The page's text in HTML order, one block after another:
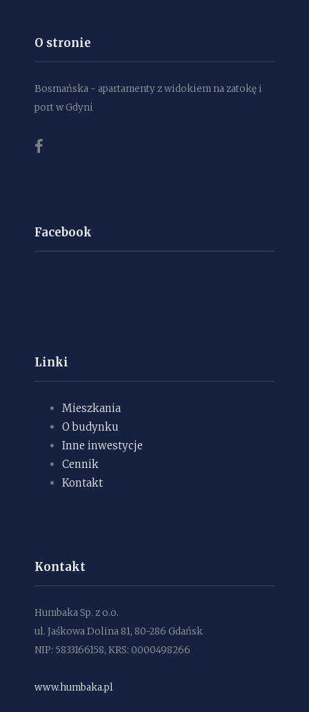
O stronie
Bosmańska - apartamenty z widokiem na zatokę i
port w Gdyni
Facebook
Linki
Mieszkania
O budynku
Inne inwestycje
Cennik
Kontakt
Kontakt
Humbaka Sp. z o.o.
ul. Jaśkowa Dolina 81, 80-286 Gdańsk
NIP: 5833166158, KRS: 0000498266
www.humbaka.pl